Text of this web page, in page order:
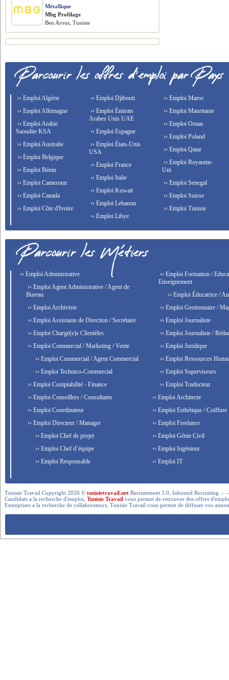
Métallique
Mbg Profilage
Ben Arous, Tunisie
›› Emploi Algérie
›› Emploi Allemagne
›› Emploi Arabie
Saoudite KSA
›› Emploi Australie
›› Emploi Belgique
›› Emploi Bénin
›› Emploi Cameroun
›› Emploi Canada
›› Emploi Côte d'Ivoire
›› Emploi Djibouti
›› Emploi Émirats
Arabes Unis UAE
›› Emploi Espagne
›› Emploi États-Unis
USA
›› Emploi France
›› Emploi Italie
›› Emploi Kuwait
›› Emploi Lebanon
›› Emploi Libye
›› Emploi Maroc
›› Emploi Mauritanie
›› Emploi Oman
›› Emploi Poland
›› Emploi Qatar
›› Emploi Royaume-
Uni
›› Emploi Senegal
›› Emploi Suisse
›› Emploi Tunisie
›› Emploi Administrative
›› Emploi Agent Administrative / Agent de
Bureau
›› Emploi Archiviste
›› Emploi Assistante de Direction / Secrétaire
›› Emploi Chargé(e)s Clientèles
›› Emploi Commercial / Marketing / Vente
›› Emploi Commercial / Agent Commercial
›› Emploi Technico-Commercial
›› Emploi Comptabilité - Finance
›› Emploi Conseillers / Consultants
›› Emploi Coordinateur
›› Emploi Directeur / Manager
›› Emploi Chef de projet
›› Emploi Chef d’équipe
›› Emploi Responsable
›› Emploi Formation /
Enseignement
›› Emploi Éducatrice /
›› Emploi Gestionnaire /
›› Emploi Journaliste
›› Emploi Journaliste /
›› Emploi Juridique
›› Emploi Ressources
›› Emploi Superviseurs
›› Emploi Traducteur
›› Emploi Architecte
›› Emploi Esthétique / Coiffure
›› Emploi Freelance
›› Emploi Génie Civil
›› Emploi Ingénieur
›› Emploi IT
Tunisie Travail Copyright 2026 ©tunisietravail.net Recrutement 3.0, Inbound Recruiting .-
Candidats a la recherche d'emploi,Tunisie Travail vous permet de retrouver des offres
Entreprises a la recherche de collaborateurs, Tunisie Travail vous permet de diffuser vos